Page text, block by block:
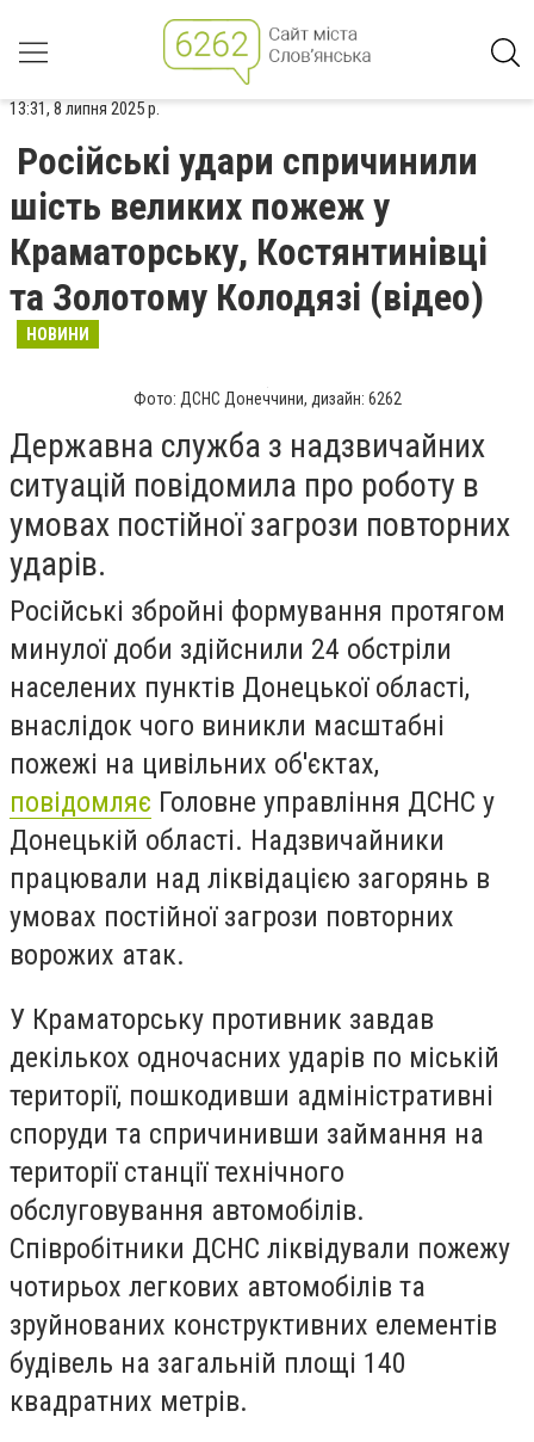
13:31, 8 липня 2025 р.
Російські удари спричинили
шість великих пожеж у
Краматорську, Костянтинівці
та Золотому Колодязі (відео)
НОВИНИ
Фото: ДСНС Донеччини, дизайн: 6262
Державна служба з надзвичайних
ситуацій повідомила про роботу в
умовах постійної загрози повторних
ударів.
Російські збройні формування протягом
минулої доби здійснили 24 обстріли
населених пунктів Донецької області,
внаслідок чого виникли масштабні
пожежі на цивільних об'єктах,
повідомляє Головне управління ДСНС у
Донецькій області. Надзвичайники
працювали над ліквідацією загорянь в
умовах постійної загрози повторних
ворожих атак.
У Краматорську противник завдав
декількох одночасних ударів по міській
території, пошкодивши адміністративні
споруди та спричинивши займання на
території станції технічного
обслуговування автомобілів.
Співробітники ДСНС ліквідували пожежу
чотирьох легкових автомобілів та
зруйнованих конструктивних елементів
будівель на загальній площі 140
квадратних метрів.